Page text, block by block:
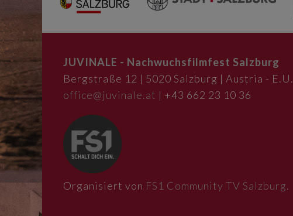
JUVINALE - Nachwuchsfilmfest Salzburg
Bergstraße 12 | 5020 Salzburg | Austria - E.U.
office@juvinale.at | +43 662 23 10 36
Organisiert von FS1 Community TV Salzburg.